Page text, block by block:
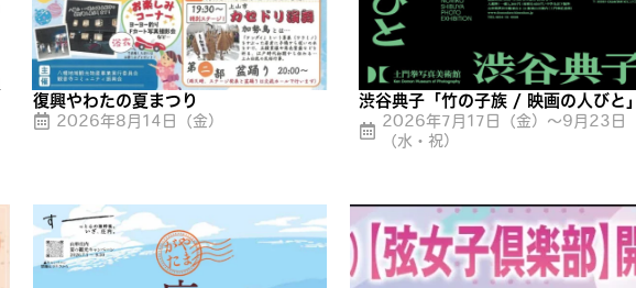
復興やわたの夏まつり
2026年8月14日（金）
渋谷典子「竹の子族 / 映画の人びと」
2026年7月17日（金）〜9月23日
（水・祝）